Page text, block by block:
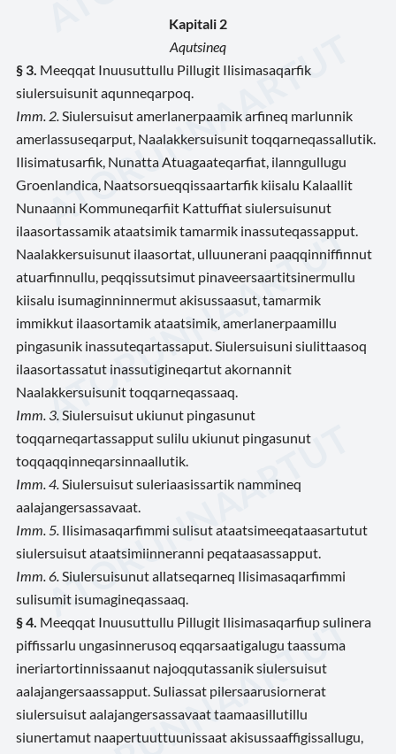
Kapitali 2
Aqutsineq
§ 3. Meeqqat Inuusuttullu Pillugit Ilisimasaqarfik
siulersuisunit aqunneqarpoq.
Imm. 2. Siulersuisut amerlanerpaamik arfineq marlunnik
amerlassuseqarput, Naalakkersuisunit toqqarneqassallutik.
Ilisimatusarfik, Nunatta Atuagaateqarfiat, ilanngullugu
Groenlandica, Naatsorsueqqissaartarfik kiisalu Kalaallit
Nunaanni Kommuneqarfiit Kattuffiat siulersuisunut
ilaasortassamik ataatsimik tamarmik inassuteqassapput.
Naalakkersuisunut ilaasortat, ulluunerani paaqqinniffinnut
atuarfinnullu, peqqissutsimut pinaveersaartitsinermullu
kiisalu isumaginninnermut akisussaasut, tamarmik
immikkut ilaasortamik ataatsimik, amerlanerpaamillu
pingasunik inassuteqartassaput. Siulersuisuni siulittaasoq
ilaasortassatut inassutigineqartut akornannit
Naalakkersuisunit toqqarneqassaaq.
Imm. 3. Siulersuisut ukiunut pingasunut
toqqarneqartassapput sulilu ukiunut pingasunut
toqqaqqinneqarsinnaallutik.
Imm. 4. Siulersuisut suleriaasissartik nammineq
aalajangersassavaat.
Imm. 5. Ilisimasaqarfimmi sulisut ataatsimeeqataasartutut
siulersuisut ataatsimiinneranni peqataasassapput.
Imm. 6. Siulersuisunut allatseqarneq Ilisimasaqarfimmi
sulisumit isumagineqassaaq.
§ 4. Meeqqat Inuusuttullu Pillugit Ilisimasaqarfiup sulinera
piffissarlu ungasinnerusoq eqqarsaatigalugu taassuma
ineriartortinnissaanut najoqqutassanik siulersuisut
aalajangersaassapput. Suliassat pilersaarusiornerat
siulersuisut aalajangersassavaat taamaasillutillu
siunertamut naapertuuttuunissaat akisussaaffigissallugu,